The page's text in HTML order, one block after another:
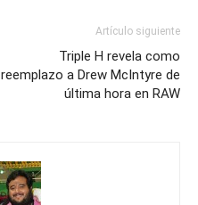
Artículo siguiente
Triple H revela como
reemplazo a Drew McIntyre de
última hora en RAW